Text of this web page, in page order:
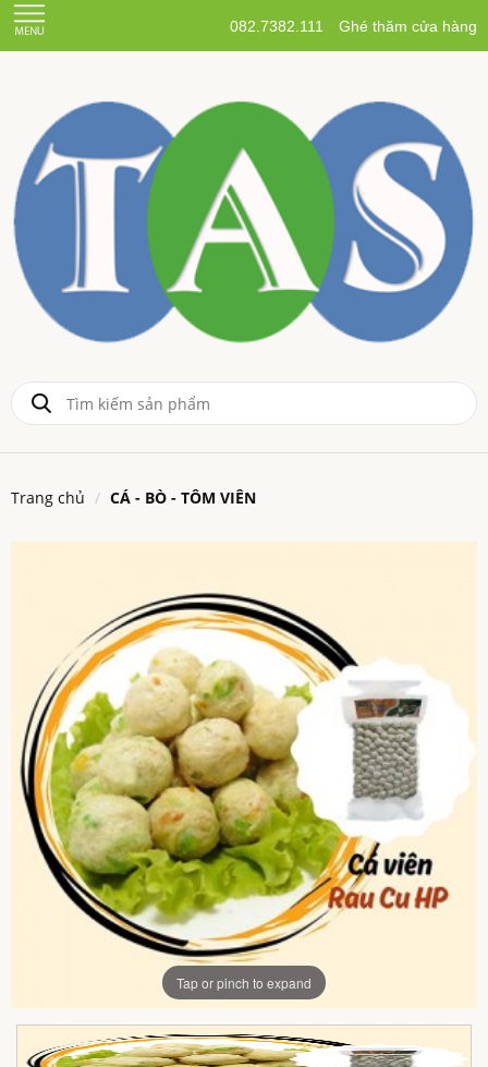
082.7382.111 Ghé thăm cửa hàng
Trang chủ CÁ - BÒ - TÔM VIÊN
Tap or pinch to expand